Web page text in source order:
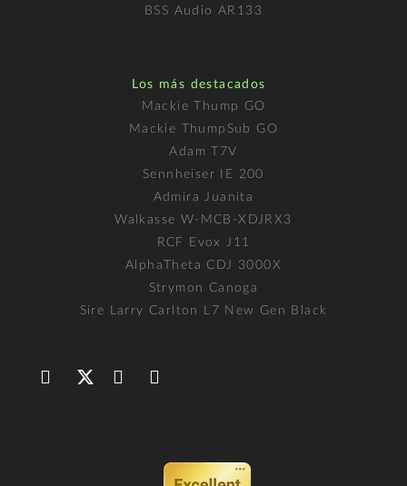
BSS Audio AR133
Los más destacados
Mackie Thump GO
Mackie ThumpSub GO
Adam T7V
Sennheiser IE 200
Admira Juanita
Walkasse W-MCB-XDJRX3
RCF Evox J11
AlphaTheta CDJ 3000X
Strymon Canoga
Sire Larry Carlton L7 New Gen Black